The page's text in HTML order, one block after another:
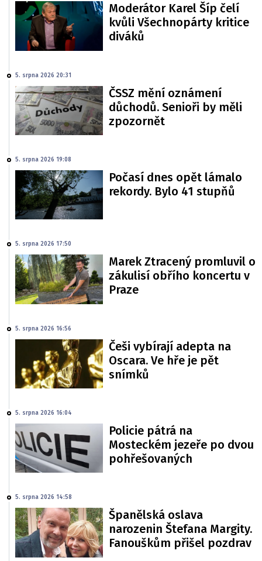
Moderátor Karel Šíp čelí
kvůli Všechnopárty kritice
diváků
5. srpna 2026 20:31
ČSSZ mění oznámení
důchodů. Senioři by měli
zpozornět
5. srpna 2026 19:08
Počasí dnes opět lámalo
rekordy. Bylo 41 stupňů
5. srpna 2026 17:50
Marek Ztracený promluvil o
zákulisí obřího koncertu v
Praze
5. srpna 2026 16:56
Češi vybírají adepta na
Oscara. Ve hře je pět
snímků
5. srpna 2026 16:04
Policie pátrá na
Mosteckém jezeře po dvou
pohřešovaných
5. srpna 2026 14:58
Španělská oslava
narozenin Štefana Margity.
Fanouškům přišel pozdrav